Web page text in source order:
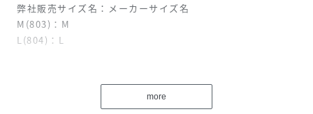
弊社販売サイズ名：メーカーサイズ名
M(803)：M
L(804)：L
2020年より東京を拠点にスタートしたブランド「AFB」。デ
ザイナー本人が影響を受けた60~00年代のカルチャーや音
more